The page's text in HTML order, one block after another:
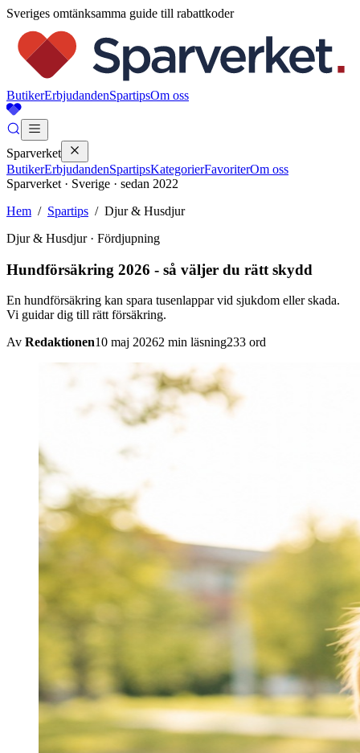
Sveriges omtänksamma guide till rabattkoder
ButikerErbjudandenSpartipsOm oss
Sparverket
ButikerErbjudandenSpartipsKategorierFavoriterOm oss
Sparverket · Sverige · sedan 2022
Hem / Spartips / Djur & Husdjur
Djur & Husdjur· Fördjupning
Hundförsäkring 2026 - så väljer du rätt skydd
En hundförsäkring kan spara tusenlappar vid sjukdom eller skada.
Vi guidar dig till rätt försäkring.
Av Redaktionen10 maj 20262 min läsning233 ord